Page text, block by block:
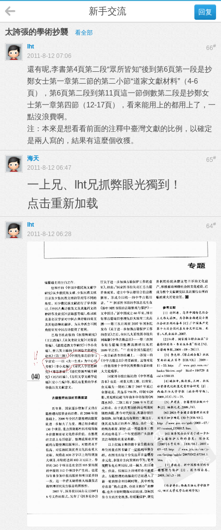
回复
新手交流
太誇張的學術抄襲 看全部
66#
lht
2011-8-12 07:06
還有呢,李書第4頁第二段“眾所皆知”後到第6頁第一段是抄
鄭女士第一章第二節的第二小節“道家文獻材料”（4-6
頁），第6頁第二段到第11頁這一節倒數第二段是抄鄭女
士第一章第四節（12-17頁），看來能用上的都用上了，一
點沒浪費啊。
注：本來是想看看前面的注釋中臺灣文獻的比例，以確定
是兩人寫的，結果有這麼個收獲。
65#
海天
2011-8-12 06:47
一上兄、lht兄抓弊眼光獨到！
点击重新加载
64#
lht
2011-8-12 06:28